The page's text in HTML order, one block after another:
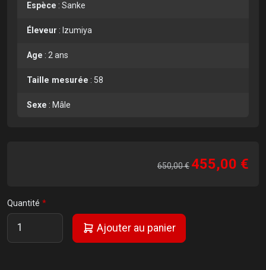
Espèce : Sanke
Éleveur : Izumiya
Age : 2 ans
Taille mesurée : 58
Sexe : Mâle
650,00 € 455,00 €
Quantité
Ajouter au panier